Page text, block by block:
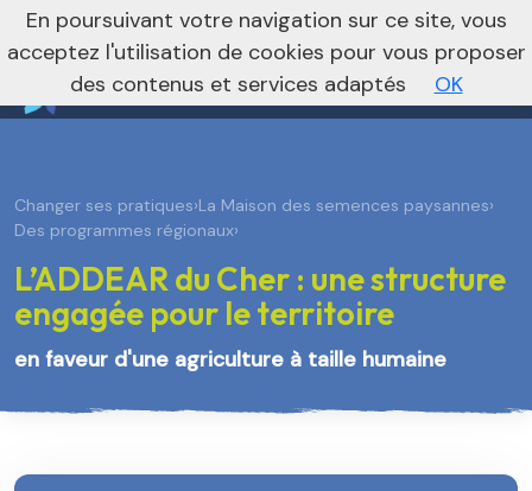
Vers le site régional Vers le site national
nivo_2026: 1
Changer ses pratiques›La Maison des semences paysannes›
Des programmes régionaux›
L’ADDEAR du Cher : une structure
engagée pour le territoire
en faveur d'une agriculture à taille humaine
En poursuivant votre navigation sur ce site, vous
acceptez l'utilisation de cookies pour vous proposer
des contenus et services adaptés
OK